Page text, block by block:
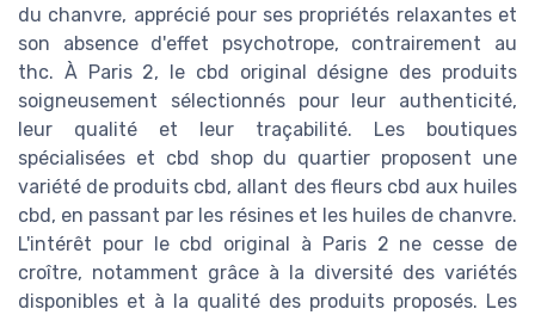
du chanvre, apprécié pour ses propriétés relaxantes et
son absence d'effet psychotrope, contrairement au
thc. À Paris 2, le cbd original désigne des produits
soigneusement sélectionnés pour leur authenticité,
leur qualité et leur traçabilité. Les boutiques
spécialisées et cbd shop du quartier proposent une
variété de produits cbd, allant des fleurs cbd aux huiles
cbd, en passant par les résines et les huiles de chanvre.
L'intérêt pour le cbd original à Paris 2 ne cesse de
croître, notamment grâce à la diversité des variétés
disponibles et à la qualité des produits proposés. Les